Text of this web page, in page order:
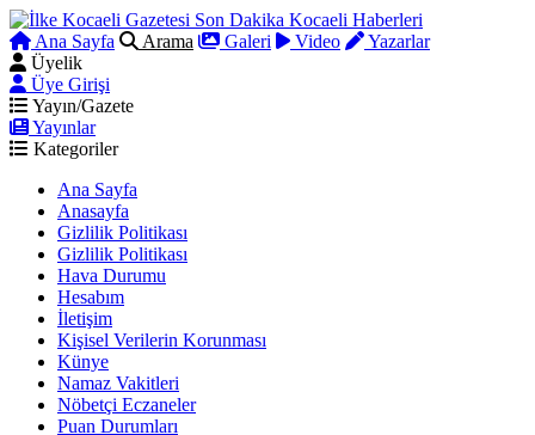
Ana Sayfa Arama Galeri Video
Yazarlar
Üyelik
Üye Girişi
Yayın/Gazete
Yayınlar
Kategoriler
Ana Sayfa
Anasayfa
Gizlilik Politikası
Gizlilik Politikası
Hava Durumu
Hesabım
İletişim
Kişisel Verilerin Korunması
Künye
Namaz Vakitleri
Nöbetçi Eczaneler
Puan Durumları